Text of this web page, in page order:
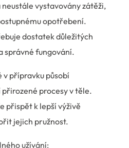
vystavovány zátěži,
opotřebení.
dostatek důležitých
správné fungování.
v přípravku působí
procesy v těle.
přispět k lepší výživě
jejich pružnost.
užívání: